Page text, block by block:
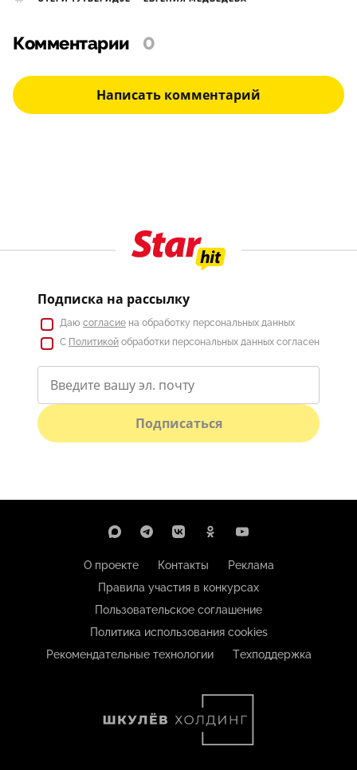
Комментарии 0
Написать комментарий
Подписка на рассылку
Даю согласие на обработку персональных данных
С Политикой обработки персональных данных согласен
Подписаться
О проекте Контакты
Реклама
Правила участия в конкурсах
Пользовательское соглашение
Политика использования cookies
Рекомендательные технологии
Техподдержка